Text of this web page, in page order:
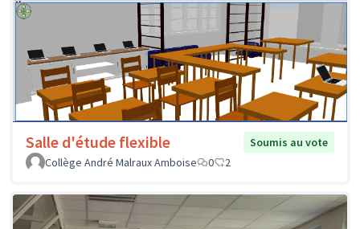
Salle d'étude flexible
Soumis au vote
Collège André Malraux Amboise
0 2